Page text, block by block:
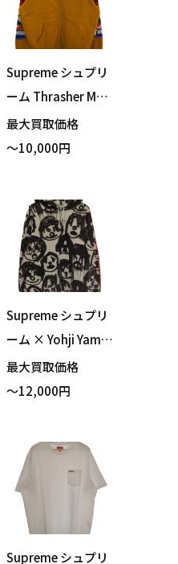
Supreme シュプリ
ーム Thrasher Mult
i Logo Zip Up Swe
atshirt パーカー オ
最大買取価格
～10,000円
Supreme シュプリ
ーム × Yohji Yama
moto ヨウジヤマ
モト Hooded Swea
い取りました！
最大買取価格
～12,000円
Supreme シュプリ